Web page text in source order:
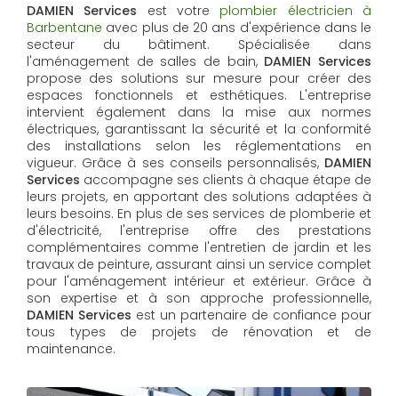
DAMIEN Services est votre plombier électricien à
Barbentane avec plus de 20 ans d'expérience dans le
secteur du bâtiment. Spécialisée dans
l'aménagement de salles de bain, DAMIEN Services
propose des solutions sur mesure pour créer des
espaces fonctionnels et esthétiques. L'entreprise
intervient également dans la mise aux normes
électriques, garantissant la sécurité et la conformité
des installations selon les réglementations en
vigueur. Grâce à ses conseils personnalisés, DAMIEN
Services accompagne ses clients à chaque étape de
leurs projets, en apportant des solutions adaptées à
leurs besoins. En plus de ses services de plomberie et
d'électricité, l'entreprise offre des prestations
complémentaires comme l'entretien de jardin et les
travaux de peinture, assurant ainsi un service complet
pour l'aménagement intérieur et extérieur. Grâce à
son expertise et à son approche professionnelle,
DAMIEN Services​​​​​​​ est un partenaire de confiance pour
tous types de projets de rénovation et de
maintenance.